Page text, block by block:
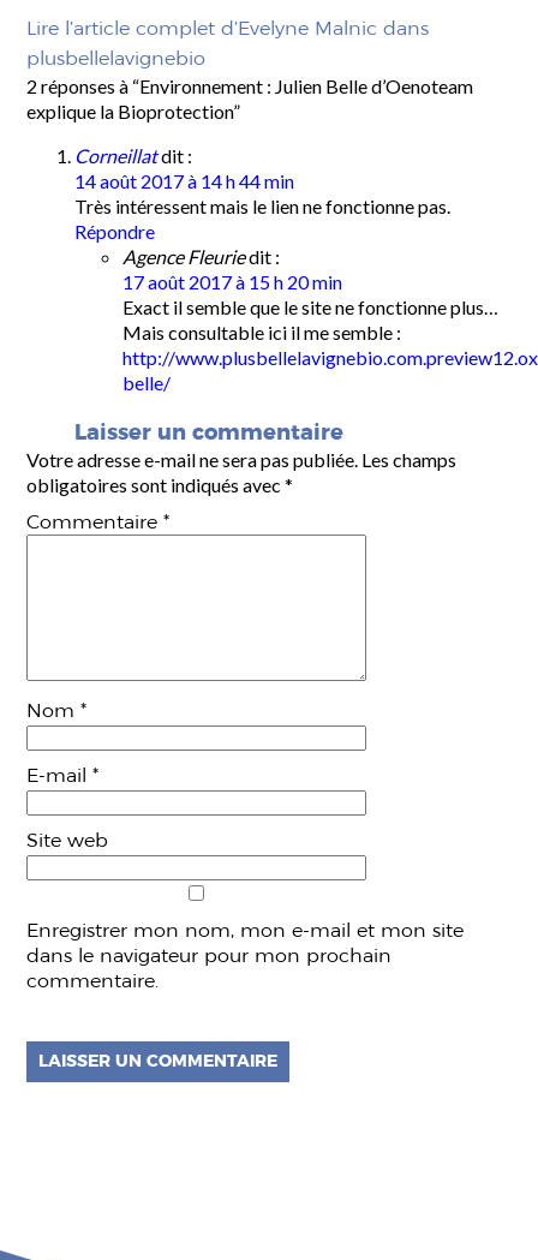
Lire l’article complet d’Evelyne Malnic dans
plusbellelavignebio
2 réponses à “Environnement : Julien Belle d’Oenoteam
explique la Bioprotection”
Corneillatdit :
14 août 2017 à 14 h 44 min
Très intéressent mais le lien ne fonctionne pas.
Répondre
Agence Fleuriedit :
17 août 2017 à 15 h 20 min
Exact il semble que le site ne fonctionne plus…
Mais consultable ici il me semble :
http://
belle/
Laisser un commentaire
Votre adresse e-mail ne sera pas publiée. Les champs
obligatoires sont indiqués avec*
Commentaire*
Nom*
E-mail*
Site web
Enregistrer mon nom, mon e-mail et mon site
dans le navigateur pour mon prochain
commentaire.